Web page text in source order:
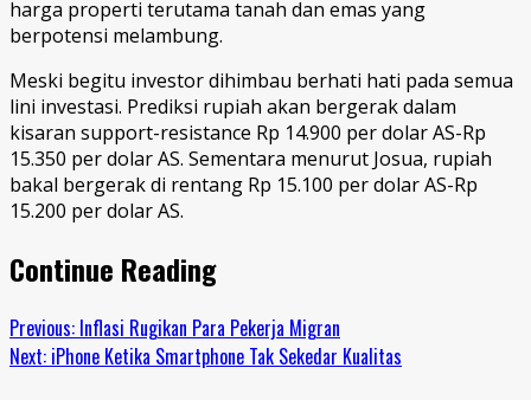
harga properti terutama tanah dan emas yang
berpotensi melambung.
Meski begitu investor dihimbau berhati hati pada semua
lini investasi. Prediksi rupiah akan bergerak dalam
kisaran support-resistance Rp 14.900 per dolar AS-Rp
15.350 per dolar AS. Sementara menurut Josua, rupiah
bakal bergerak di rentang Rp 15.100 per dolar AS-Rp
15.200 per dolar AS.
Continue Reading
Previous: Inflasi Rugikan Para Pekerja Migran
Next: iPhone Ketika Smartphone Tak Sekedar Kualitas